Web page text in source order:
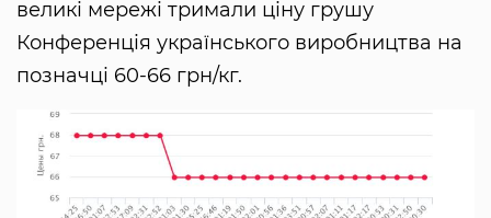
великі мережі тримали ціну грушу
Конференція українського виробництва на
позначці 60-66 грн/кг.